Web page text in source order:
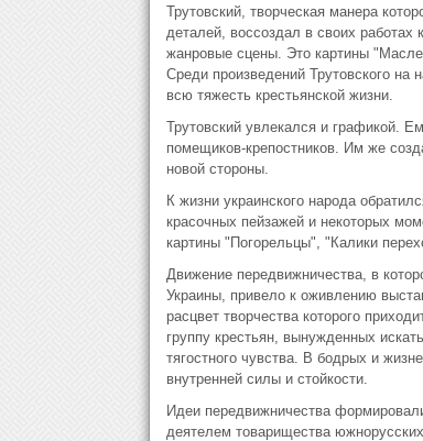
Трутовский, творческая манера
деталей, воссоздал в своих
жанровые сцены. Это картины
Среди произведений Трутовского
всю тяжесть крестьянской жизни.
Трутовский увлекался и графикой.
помещиков-крепостников. Им же
новой стороны.
К жизни украинского народа
красочных пейзажей и некоторых
картины "Погорельцы", "Калики
Движение передвижничества, в
Украины, привело к оживлению
расцвет творчества которого
группу крестьян, вынужденных
тягостного чувства. В бодрых и
внутренней силы и стойкости.
Идеи передвижничества
деятелем товарищества